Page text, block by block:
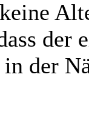
der
der